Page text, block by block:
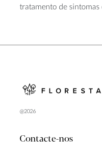
tratamento de sintomas
@2026
Contacte-nos